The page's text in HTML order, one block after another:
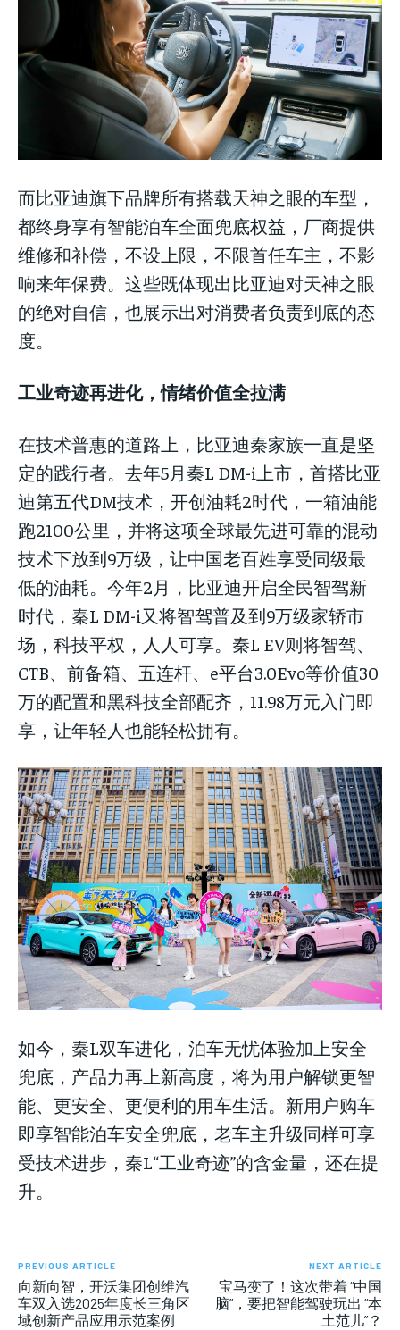
而比亚迪旗下品牌所有搭载天神之眼的车型，
都终身享有智能泊车全面兜底权益，厂商提供
维修和补偿，不设上限，不限首任车主，不影
响来年保费。这些既体现出比亚迪对天神之眼
的绝对自信，也展示出对消费者负责到底的态
度。
工业奇迹再进化，情绪价值全拉满
在技术普惠的道路上，比亚迪秦家族一直是坚
定的践行者。去年5月秦L DM-i上市，首搭比亚
迪第五代DM技术，开创油耗2时代，一箱油能
跑2100公里，并将这项全球最先进可靠的混动
技术下放到9万级，让中国老百姓享受同级最
低的油耗。今年2月，比亚迪开启全民智驾新
时代，秦L DM-i又将智驾普及到9万级家轿市
场，科技平权，人人可享。秦L EV则将智驾、
CTB、前备箱、五连杆、e平台3.0Evo等价值30
万的配置和黑科技全部配齐，11.98万元入门即
享，让年轻人也能轻松拥有。
如今，秦L双车进化，泊车无忧体验加上安全
兜底，产品力再上新高度，将为用户解锁更智
能、更安全、更便利的用车生活。新用户购车
即享智能泊车安全兜底，老车主升级同样可享
受技术进步，秦L“工业奇迹”的含金量，还在提
升。
PREVIOUS ARTICLE
向新向智，开沃集团创维汽
车双入选2025年度长三角区
域创新产品应用示范案例
NEXT ARTICLE
宝马变了！这次带着 “中国
脑”，要把智能驾驶玩出 “本
土范儿”？